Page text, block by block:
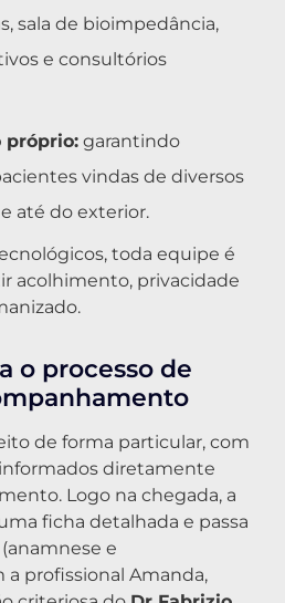
sala de bioimpedância,
e consultórios
próprio: garantindo
vindas de diversos
até do exterior.
toda equipe é
acolhimento, privacidade
o processo de
de forma particular, com
diretamente
Logo na chegada, a
ficha detalhada e passa
e
profissional Amanda,